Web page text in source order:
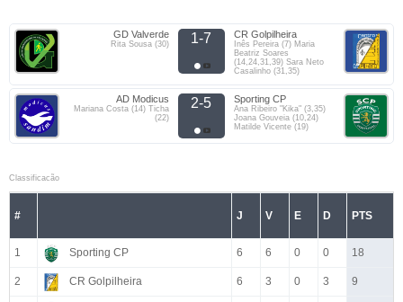
GD Valverde
Rita Sousa (30) 1-7 CR Golpilheira
Inês Pereira (7) Maria
Beatriz Soares
(14,24,31,39) Sara Neto
Casalinho (31,35)
AD Modicus
Mariana Costa (14) Ticha
(22)
2-5 Sporting CP
Ana Ribeiro "Kika" (3,35)
Joana Gouveia (10,24)
Matilde Vicente (19)
Classificacão
# J V E D PTS
1 Sporting CP 6 6 0 0 18
2 CR Golpilheira 6 3 0 3 9